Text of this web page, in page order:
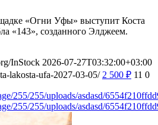
«Огни Уфы» выступит Коста
«143», созданного Элджеем.
InStock 2026-07-27T03:32:00+03:00
lakosta-ufa-2027-03-05/ 2 500 ₽ 11 0
255/255/uploads/asdasd/
255/255/uploads/asdasd/